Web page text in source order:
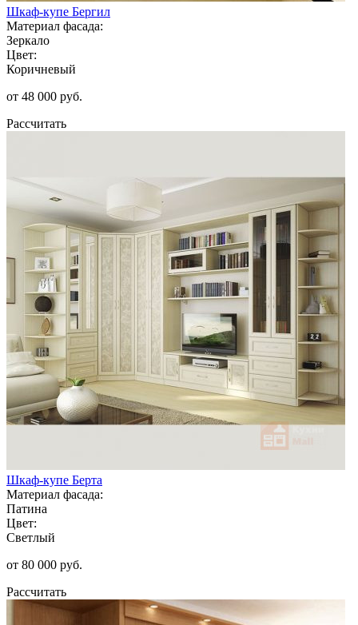
Шкаф-купе Бергил
Материал фасада:
Зеркало
Цвет:
Коричневый
от 48 000 руб.
Рассчитать
Шкаф-купе Берта
Материал фасада:
Патина
Цвет:
Светлый
от 80 000 руб.
Рассчитать